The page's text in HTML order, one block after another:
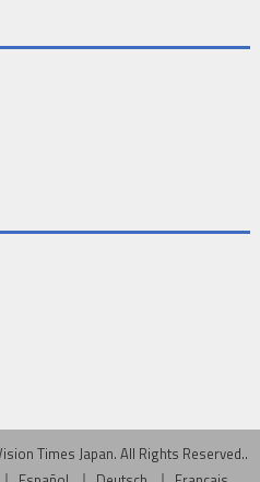
Times Japan. All Rights Reserved..